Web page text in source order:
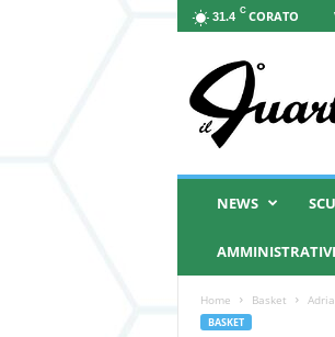
31.4 C CORATO
Q
NEWS
Home Basket
BASKET